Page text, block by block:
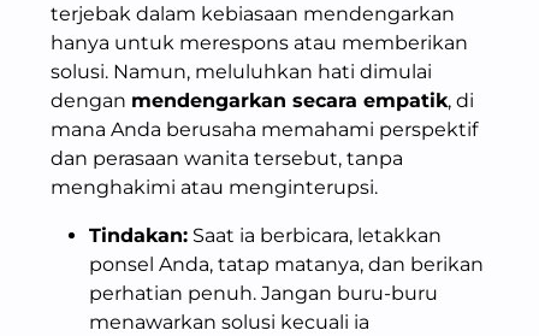
terjebak dalam kebiasaan mendengarkan
hanya untuk merespons atau memberikan
solusi. Namun, meluluhkan hati dimulai
dengan mendengarkan secara empatik, di
mana Anda berusaha memahami perspektif
dan perasaan wanita tersebut, tanpa
menghakimi atau menginterupsi.
Tindakan: Saat ia berbicara, letakkan
ponsel Anda, tatap matanya, dan berikan
perhatian penuh. Jangan buru-buru
menawarkan solusi kecuali ia